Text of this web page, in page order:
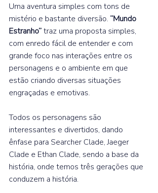
Uma aventura simples com tons de
mistério e bastante diversão. “Mundo
Estranho” traz uma proposta simples,
com enredo fácil de entender e com
grande foco nas interações entre os
personagens e o ambiente em que
estão criando diversas situações
engraçadas e emotivas.⁣
Todos os personagens são
interessantes e divertidos, dando
ênfase para Searcher Clade, Jaeger
Clade e Ethan Clade, sendo a base da
história, onde temos três gerações que
conduzem a história.⁣